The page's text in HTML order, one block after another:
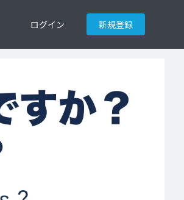
ログイン 新規登録